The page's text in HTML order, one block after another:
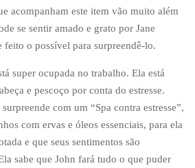
acompanham este item vão muito além
se sentir amado e grato por Jane
o possível para surpreendê-lo.
super ocupada no trabalho. Ela está
e pescoço por conta do estresse.
com um “Spa contra estresse”,
com ervas e óleos essenciais, para ela
e que seus sentimentos são
sabe que John fará tudo o que puder